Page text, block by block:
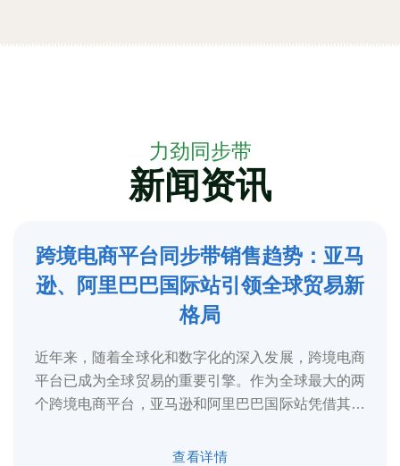
力劲同步带
新闻资讯
5
2025-3
跨境电商平台同步带销售趋势：亚马
逊、阿里巴巴国际站引领全球贸易新
格局
近年来，随着全球化和数字化的深入发展，跨境电商
平台已成为全球贸易的重要引擎。作为全球最大的两
个跨境电商平台，亚马逊和阿里巴巴国际站凭借其庞
查看详情